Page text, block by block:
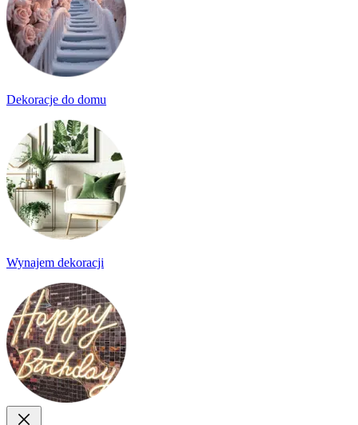
Dekoracje do domu
Wynajem dekoracji